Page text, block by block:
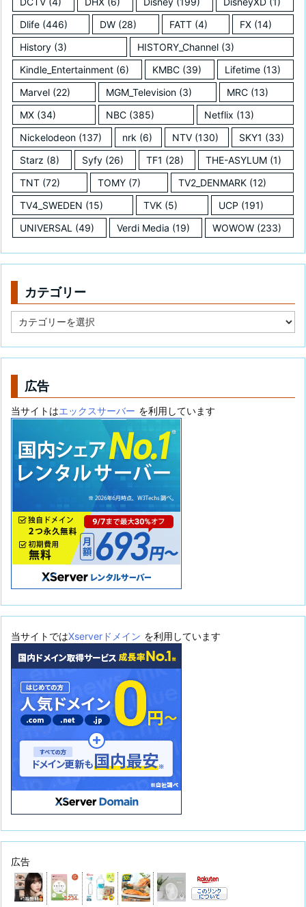
Dlife (446) DW (28) FATT(4) FX(14)
History (3) HISTORY_Channel(3)
Kindle_Entertainment (6) KMBC (39) Lifetime (13)
Marvel (22) MGM_Television(3) MRC (13)
MX (34) NBC (385) Netflix (13)
Nickelodeon (137) nrk (6) NTV (130) SKY1 (33)
Starz (8) Syfy(26) TF1 (28) THE-ASYLUM (1)
TNT (72) TOMY (7) TV2_DENMARK (12)
TV4_SWEDEN (15) TVK (5) UCP (191)
UNIVERSAL (49) Verdi Media (19) WOWOW (233)
カテゴリー
テ
リ
広告
当サイトはエックスサーバー を利用しています
当サイトではXserverドメイン を利用しています
広告